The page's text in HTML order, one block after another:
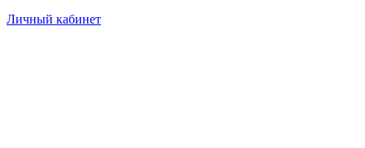
Личный кабинет